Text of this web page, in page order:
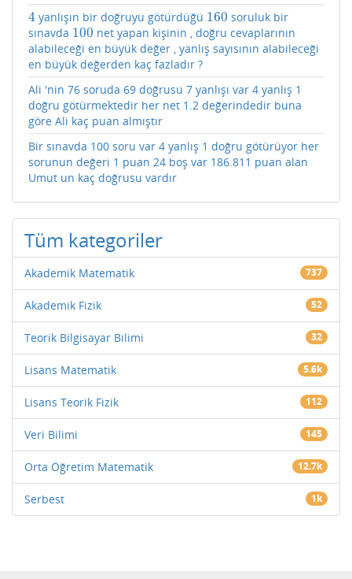
4
4yanlışın bir doğruyu götürdüğü 160
160 soruluk bir
sınavda 100
100 net yapan kişinin , doğru cevaplarının
alabileceği en büyük değer , yanlış sayısının alabileceği
en büyük değerden kaç fazladır ?
Ali 'nin 76 soruda 69 doğrusu 7 yanlışı var 4 yanlış 1
doğru götürmektedir her net 1.2 değerindedir buna
göre Ali kaç puan almıştır
Bir sınavda 100 soru var 4 yanlış 1 doğru götürüyor her
sorunun değeri 1 puan 24 boş var 186.811 puan alan
Umut un kaç doğrusu vardır
Tüm kategoriler
Akademik Matematik 737
Akademik Fizik 52
Teorik Bilgisayar Bilimi 32
Lisans Matematik 5.6k
Lisans Teorik Fizik 112
Veri Bilimi 145
Orta Öğretim Matematik 12.7k
Serbest 1k